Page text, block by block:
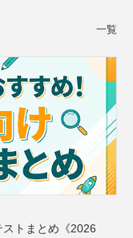
一覧
トまとめ《2026